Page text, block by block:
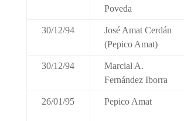
Poveda
30/12/94
José Amat Cerdán
(Pepico Amat)
30/12/94
Marcial A.
Fernández Iborra
26/01/95 Pepico Amat